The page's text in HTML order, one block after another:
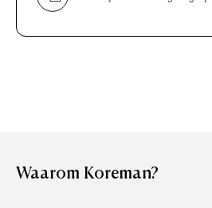
Bancontact / Mister Cash
Waarom Koreman?